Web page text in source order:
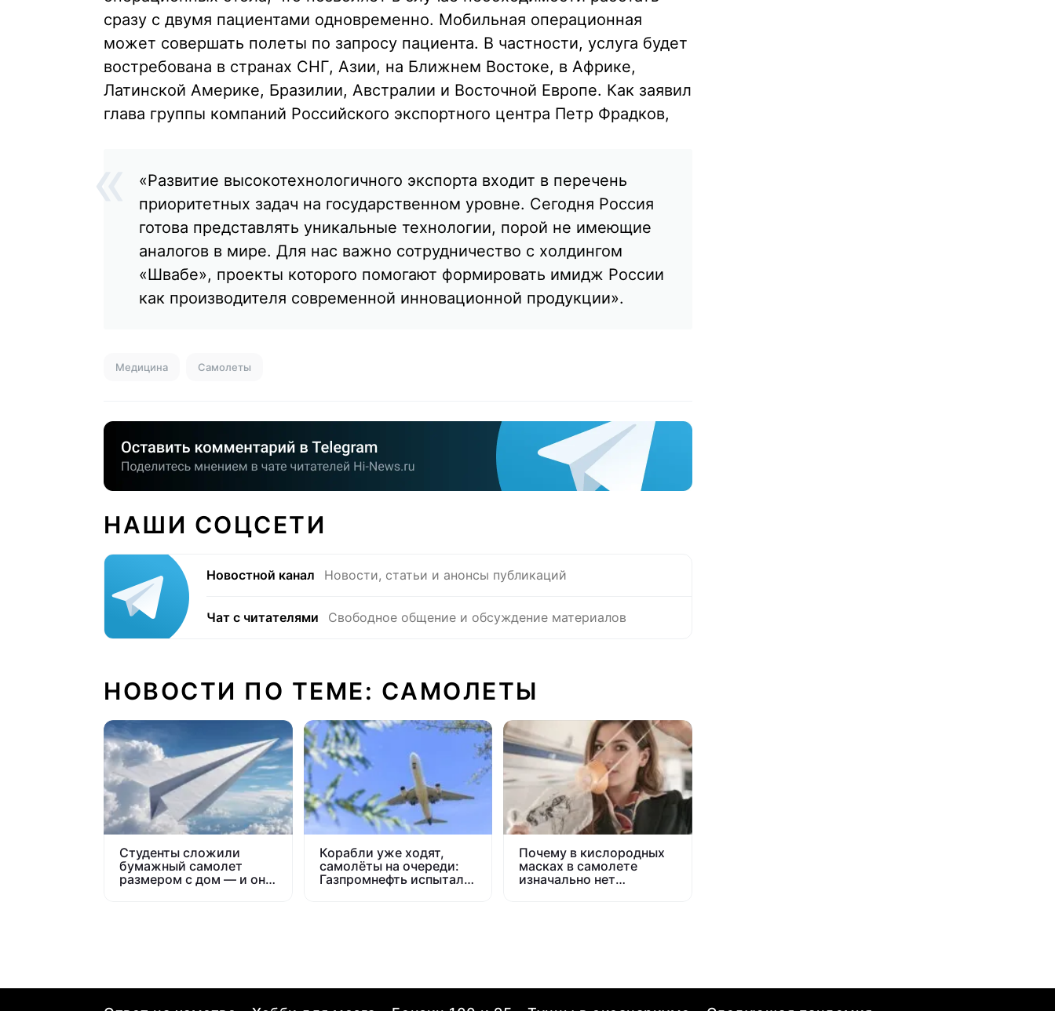
сразу с двумя пациентами одновременно. Мобильная операционная
может совершать полеты по запросу пациента. В частности, услуга будет
востребована в странах СНГ, Азии, на Ближнем Востоке, в Африке,
Латинской Америке, Бразилии, Австралии и Восточной Европе. Как заявил
глава группы компаний Российского экспортного центра Петр Фрадков,
«Развитие высокотехнологичного экспорта входит в перечень
приоритетных задач на государственном уровне. Сегодня Россия
готова представлять уникальные технологии, порой не имеющие
аналогов в мире. Для нас важно сотрудничество с холдингом
«Швабе», проекты которого помогают формировать имидж России
как производителя современной инновационной продукции».
Медицина Самолеты
НАШИ СОЦСЕТИ
Новостной канал Новости, статьи и анонсы публикаций
Чат с читателями Свободное общение и обсуждение материалов
НОВОСТИ ПО ТЕМЕ: САМОЛЕТЫ
Студенты сложили
бумажный самолет
размером с дом — и он
Корабли уже ходят,
самолёты на очереди:
Газпромнефть испытала
Почему в кислородных
масках в самолете
изначально нет